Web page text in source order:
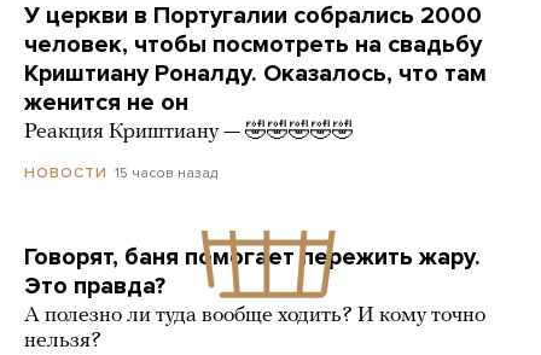
У церкви в Португалии собрались 2000
человек, чтобы посмотреть на свадьбу
Криштиану Роналду. Оказалось, что там
женится не он
Реакция Криштиану — 🤣🤣🤣🤣🤣
НОВОСТИ 15 часов назад
Говорят, баня помогает пережить жару.
Это правда?
А полезно ли туда вообще ходить? И кому точно
нельзя?